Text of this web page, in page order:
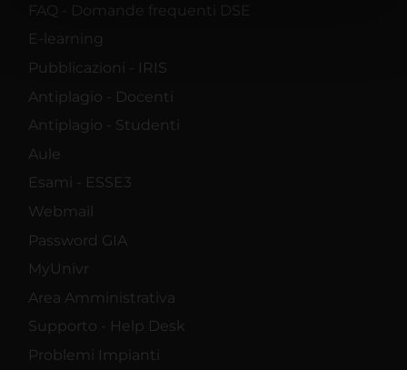
nostri partner che si occupano di analisi dei dati web,
pubblicità e social media, i quali potrebbero combinarle
con altre informazioni che hai fornito loro o che hanno
FAQ - Domande frequenti DSE
E-learning
Pubblicazioni - IRIS
Antiplagio - Docenti
Antiplagio - Studenti
Aule
Esami - ESSE3
Webmail
Password GIA
MyUnivr
Area Amministrativa
Supporto - Help Desk
Problemi Impianti